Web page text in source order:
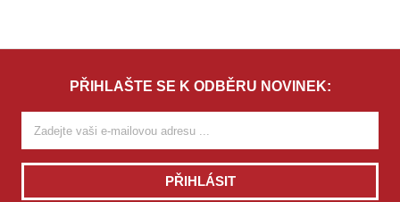
PŘIHLAŠTE SE K ODBĚRU NOVINEK:
PŘIHLÁSIT